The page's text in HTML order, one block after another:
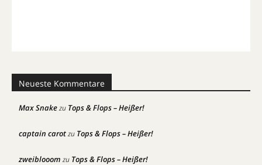
Neueste Kommentare
Max Snakezu Tops & Flops – Heißer!
captain carotzu Tops & Flops – Heißer!
zweiblooom zu Tops & Flops – Heißer!